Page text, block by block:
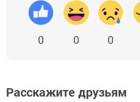
0 0 0
Расскажите друзьям